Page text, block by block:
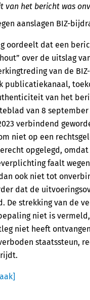
van het bericht was
aanslagen BIZ-
oordeelt dat een
over de uitslag
van de
publicatiekanaal,
van het
van 8
verbindend
niet op een
opgelegd,
faalt
ook niet tot
dat de
De strekking van de
niet is
niet heeft
staatssteun,